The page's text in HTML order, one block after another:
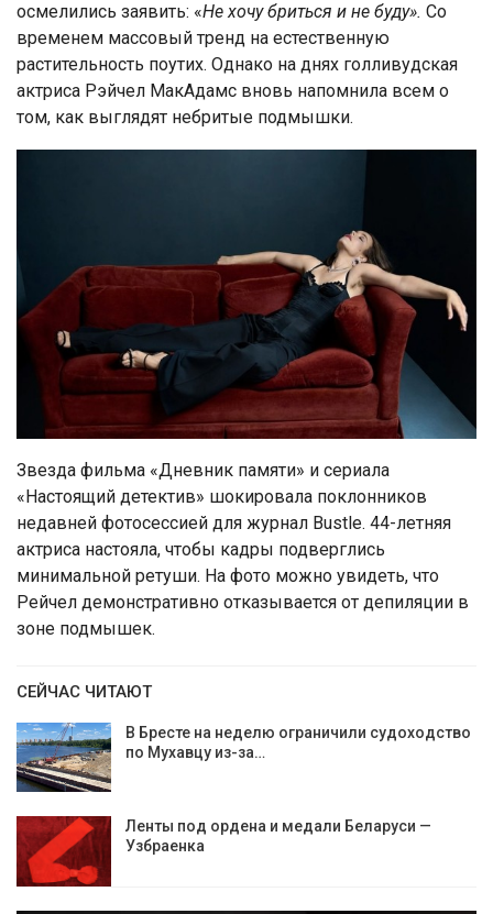
осмелились заявить: «Не хочу бриться и не буду». Со
временем массовый тренд на естественную
растительность поутих. Однако на днях голливудская
актриса Рэйчел МакАдамс вновь напомнила всем о
том, как выглядят небритые подмышки.
Звезда фильма «Дневник памяти» и сериала
«Настоящий детектив» шокировала поклонников
недавней фотосессией для журнал Bustle. 44-летняя
актриса настояла, чтобы кадры подверглись
минимальной ретуши. На фото можно увидеть, что
Рейчел демонстративно отказывается от депиляции в
зоне подмышек.
СЕЙЧАС ЧИТАЮТ
В Бресте на неделю ограничили судоходство
по Мухавцу из-за…
Ленты под ордена и медали Беларуси —
Узбраенка